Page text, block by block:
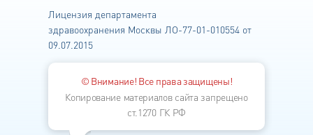
Лицензия департамента
здравоохранения Москвы ЛО-77-01-010554 от
09.07.2015
© Внимание! Все права защищены!
Копирование материалов сайта запрещено
ст.1270 ГК РФ